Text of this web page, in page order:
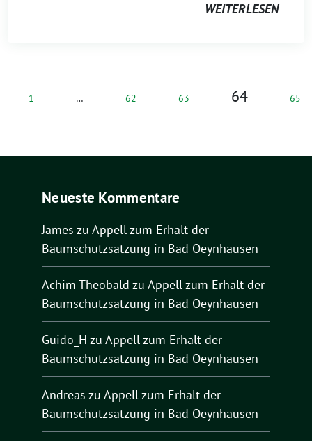
WEITERLESEN
1 … 62 63 64 65
Neueste Kommentare
James zu Appell zum Erhalt der
Baumschutzsatzung in Bad Oeynhausen
Achim Theobald zu Appell zum Erhalt der
Baumschutzsatzung in Bad Oeynhausen
Guido_H zu Appell zum Erhalt der
Baumschutzsatzung in Bad Oeynhausen
Andreas zu Appell zum Erhalt der
Baumschutzsatzung in Bad Oeynhausen